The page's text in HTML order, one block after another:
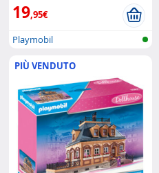
19,95€
Playmobil
PIÙ VENDUTO